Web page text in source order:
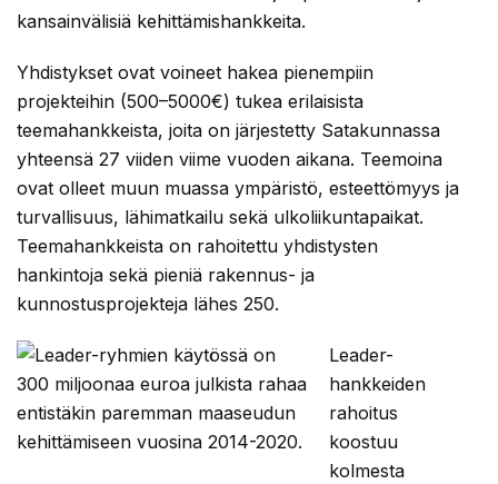
kansainvälisiä kehittämishankkeita.
Yhdistykset ovat voineet hakea pienempiin
projekteihin (500–5000€) tukea erilaisista
teemahankkeista, joita on järjestetty Satakunnassa
yhteensä 27 viiden viime vuoden aikana. Teemoina
ovat olleet muun muassa ympäristö, esteettömyys ja
turvallisuus, lähimatkailu sekä ulkoliikuntapaikat.
Teemahankkeista on rahoitettu yhdistysten
hankintoja sekä pieniä rakennus- ja
kunnostusprojekteja lähes 250.
Leader-
hankkeiden
rahoitus
koostuu
kolmesta